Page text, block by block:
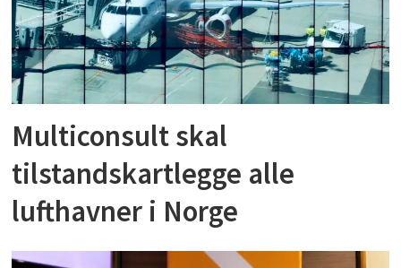
Multiconsult skal
tilstandskartlegge alle
lufthavner i Norge